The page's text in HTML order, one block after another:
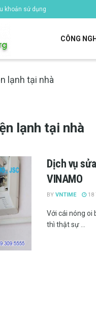
khoản sử dụng
CÔNG
lạnh tại nhà
lạnh tại nhà
Dịch vụ
VINAMO
BY VNTIME 18
Với cái nóng oi
thì thật sự ...